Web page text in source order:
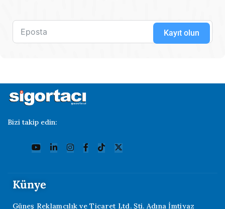
Kayıt olun
Bizi takip edin:
Künye
Güneş Reklamcılık ve Ticaret Ltd. Şti. Adına İmtiyaz